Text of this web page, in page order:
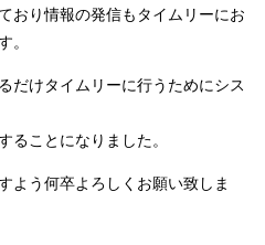
おり情報の発信もタイムリーにお
。
だけタイムリーに行うためにシス
ることになりました。
よう何卒よろしくお願い致しま